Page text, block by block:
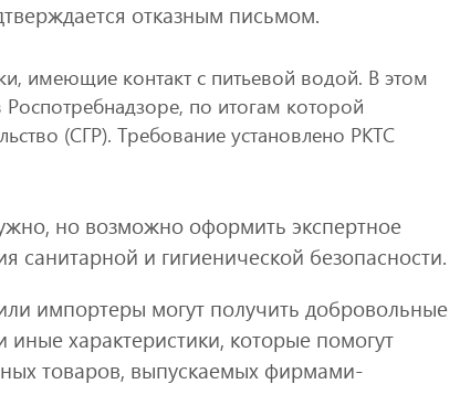
отказным письмом.
имеющие контакт с питьевой водой. В этом
Роспотребнадзоре, по итогам которой
(СГР). Требование установлено РКТС
но возможно оформить экспертное
санитарной и гигиенической безопасности.
импортеры могут получить добровольные
характеристики, которые помогут
товаров, выпускаемых фирмами-